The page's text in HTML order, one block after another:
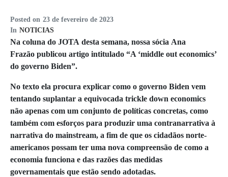
Posted on 23 de fevereiro de 2023
In NOTICIAS
Na coluna do JOTA desta semana, nossa sócia Ana
Frazão publicou artigo intitulado “A ‘middle out economics’
do governo Biden”.
No texto ela procura explicar como o governo Biden vem
tentando suplantar a equivocada trickle down economics
não apenas com um conjunto de políticas concretas, como
também com esforços para produzir uma contranarrativa à
narrativa do mainstream, a fim de que os cidadãos norte-
americanos possam ter uma nova compreensão de como a
economia funciona e das razões das medidas
governamentais que estão sendo adotadas.